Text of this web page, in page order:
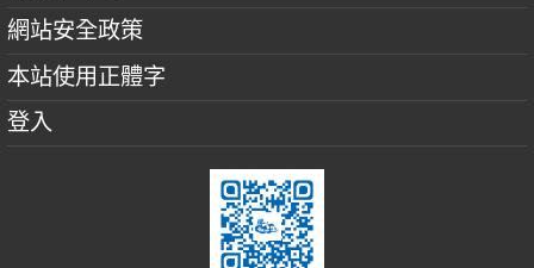
網站安全政策
本站使用正體字
登入